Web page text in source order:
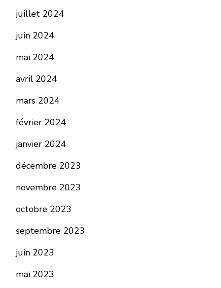
juillet 2024
juin 2024
mai 2024
avril 2024
mars 2024
février 2024
janvier 2024
décembre 2023
novembre 2023
octobre 2023
septembre 2023
juin 2023
mai 2023